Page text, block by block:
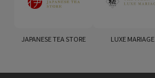
JAPANESE TEA STORE LUXE MARIAGE